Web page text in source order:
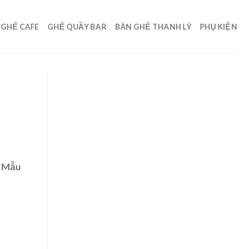
GHẾ CAFE GHẾ QUẦY BAR BÀN GHẾ THANH LÝ PHỤ KIỆN
Mẫu